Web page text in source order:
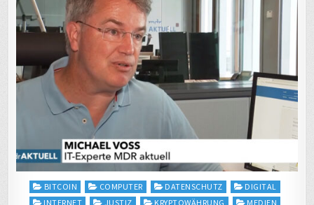
Posted
in
BITCOIN COMPUTER DATENSCHUTZ
DIGITAL
INTERNET
JUSTIZ KRYPTOWÄHRUNG
MEDIEN